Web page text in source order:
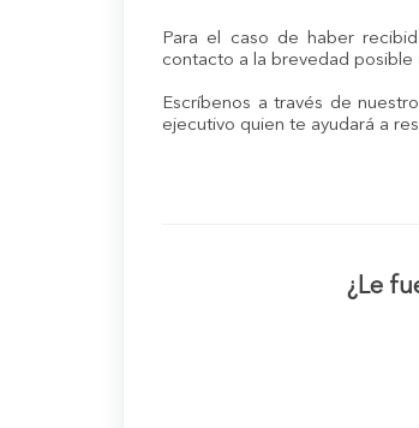
Para el caso de haber
contacto a la brevedad
Escríbenos a través de
ejecutivo quien te ayudará a
¿Le